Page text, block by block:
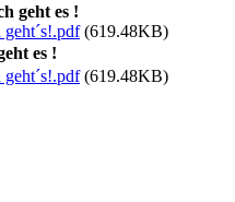
geht es !
(619.48KB)
es !
(619.48KB)